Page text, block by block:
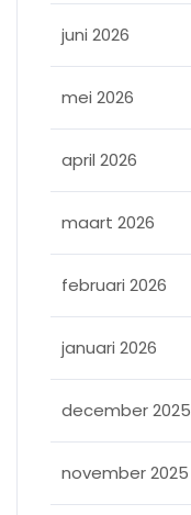
juni 2026
mei 2026
april 2026
maart 2026
februari 2026
januari 2026
december 2025
november 2025